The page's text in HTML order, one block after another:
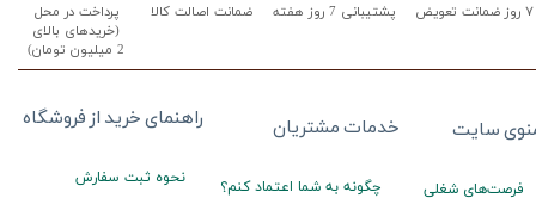
پشتیبانی 7 روز هفته
پرداخت در محل
(خریدهای بالای
2 میلیون تومان)
۷ روز ضمانت تعویض ضمانت اصالت کالا
راهنمای خرید از فروشگاه
نحوه ثبت سفارش
خدمات مشتریان
چگونه به شما اعتماد کنم؟
سایت
فرصت‌های شغلی